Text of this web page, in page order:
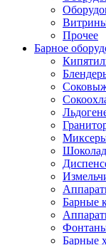
Прочее
Барное
Барные
Барные